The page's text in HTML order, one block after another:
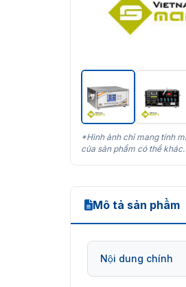
*Hình ảnh chỉ mang tính
của sản phẩm có thể khác.
Mô tả sản phẩm
Nội dung chính